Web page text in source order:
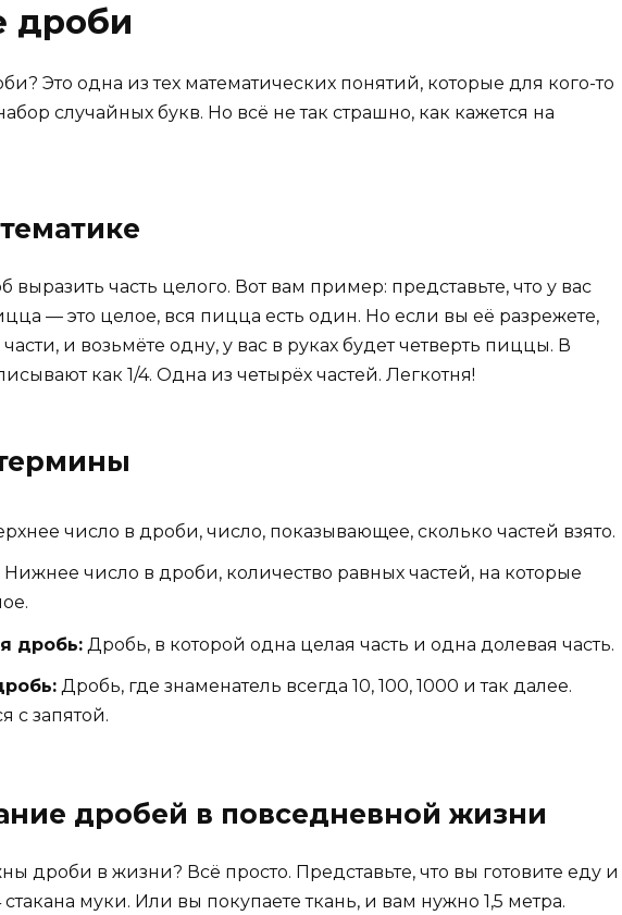
дроби
Это одна из тех математических понятий, которые для кого-то
случайных букв. Но всё не так страшно, как кажется на
выразить часть целого. Вот вам пример: представьте, что у вас
— это целое, вся пицца есть один. Но если вы её разрежете,
и возьмёте одну, у вас в руках будет четверть пиццы. В
как 1/4. Одна из четырёх частей. Легкотня!
число в дроби, число, показывающее, сколько частей взято.
Нижнее число в дроби, количество равных частей, на которые
дробь: Дробь, в которой одна целая часть и одна долевая часть.
Дробь, где знаменатель всегда 10, 100, 1000 и так далее.
с запятой.
дробей в повседневной жизни
дроби в жизни? Всё просто. Представьте, что вы готовите еду и
стакана муки. Или вы покупаете ткань, и вам нужно 1,5 метра.